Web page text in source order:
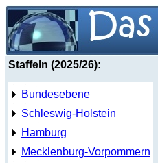
Staffeln (2025/26):
Bundesebene
Schleswig-Holstein
Hamburg
Mecklenburg-Vorpommern